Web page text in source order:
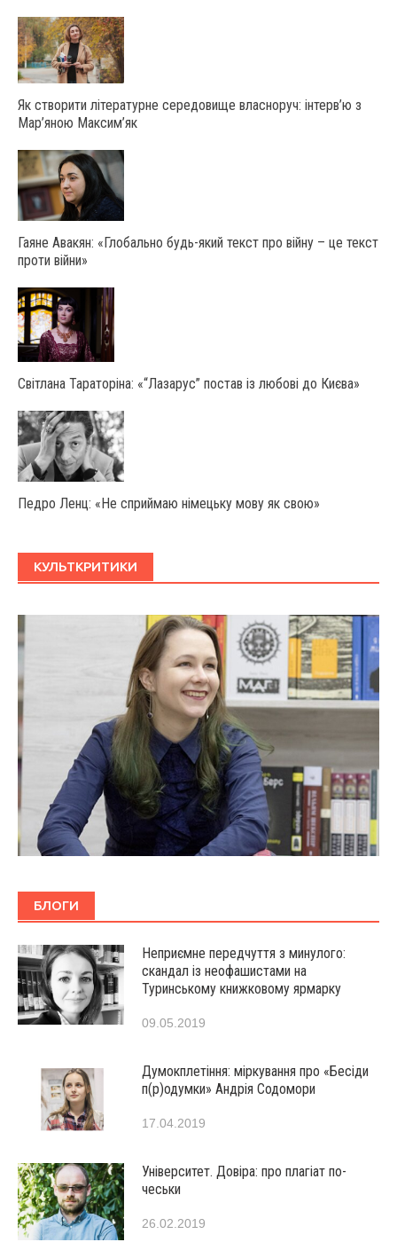
Як створити літературне середовище власноруч: інтерв’ю з
Мар’яною Максим’як
Гаяне Авакян: «Глобально будь-який текст про війну – це текст
проти війни»
Світлана Тараторіна: «“Лазарус” постав із любові до Києва»
Педро Ленц: «Не сприймаю німецьку мову як свою»
КУЛЬТКРИТИКИ
БЛОГИ
Неприємне передчуття з минулого:
скандал із неофашистами на
Туринському книжковому ярмарку
09.05.2019
Думокплетіння: міркування про «Бесіди
п(р)одумки» Андрія Содомори
17.04.2019
Університет. Довіра: про плагіат по-
чеськи
26.02.2019